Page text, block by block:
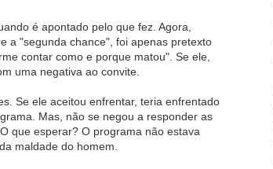
é apontado pelo que fez. Agora,
a "segunda chance", foi apenas pretexto
contar como e porque matou". Se ele,
uma negativa ao convite.
Se ele aceitou enfrentar, teria enfrentado
Mas, não se negou a responder as
que esperar? O programa não estava
maldade do homem.